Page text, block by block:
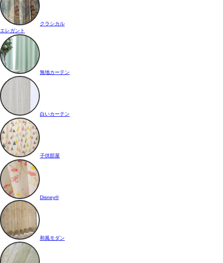
クラシカル
エレガント
無地カーテン
白いカーテン
子供部屋
Disney®
和風モダン